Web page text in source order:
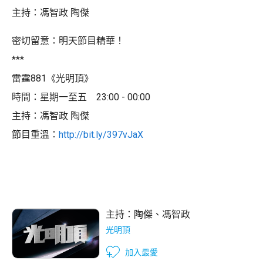
主持：馮智政 陶傑
密切留意：明天節目精華！
***
雷霆881《光明頂》
時間：星期一至五 23:00 - 00:00
主持：馮智政 陶傑
節目重溫： http://bit.ly/397vJaX
主持： 陶傑 、 馮智政
光明頂
加入最愛